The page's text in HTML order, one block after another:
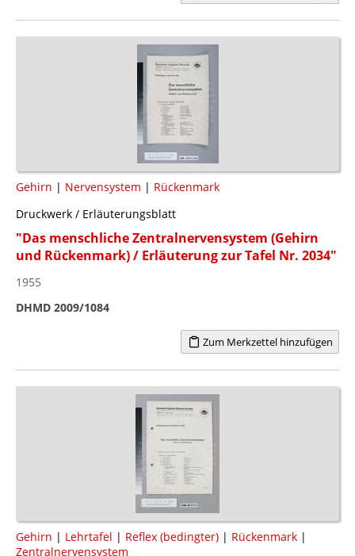
Gehirn | Nervensystem | Rückenmark
Druckwerk / Erläuterungsblatt
"Das menschliche Zentralnervensystem (Gehirn
und Rückenmark) / Erläuterung zur Tafel Nr. 2034"
1955
DHMD 2009/1084
Zum Merkzettel hinzufügen
Gehirn | Lehrtafel | Reflex (bedingter) | Rückenmark |
Zentralnervensystem